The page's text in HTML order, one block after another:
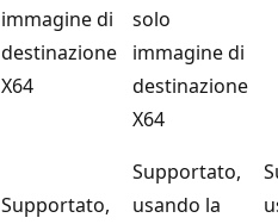
immagine di
destinazione
X64
solo
immagine di
destinazione
X64
Supportato,
Supportato,
usando la